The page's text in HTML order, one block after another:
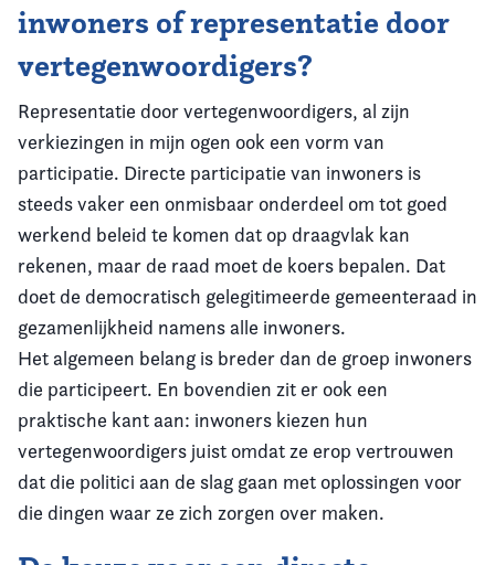
inwoners of representatie door
vertegenwoordigers?
Representatie door vertegenwoordigers, al zijn
verkiezingen in mijn ogen ook een vorm van
participatie. Directe participatie van inwoners is
steeds vaker een onmisbaar onderdeel om tot goed
werkend beleid te komen dat op draagvlak kan
rekenen, maar de raad moet de koers bepalen. Dat
doet de democratisch gelegitimeerde gemeenteraad in
gezamenlijkheid namens alle inwoners.
Het algemeen belang is breder dan de groep inwoners
die participeert. En bovendien zit er ook een
praktische kant aan: inwoners kiezen hun
vertegenwoordigers juist omdat ze erop vertrouwen
dat die politici aan de slag gaan met oplossingen voor
die dingen waar ze zich zorgen over maken.